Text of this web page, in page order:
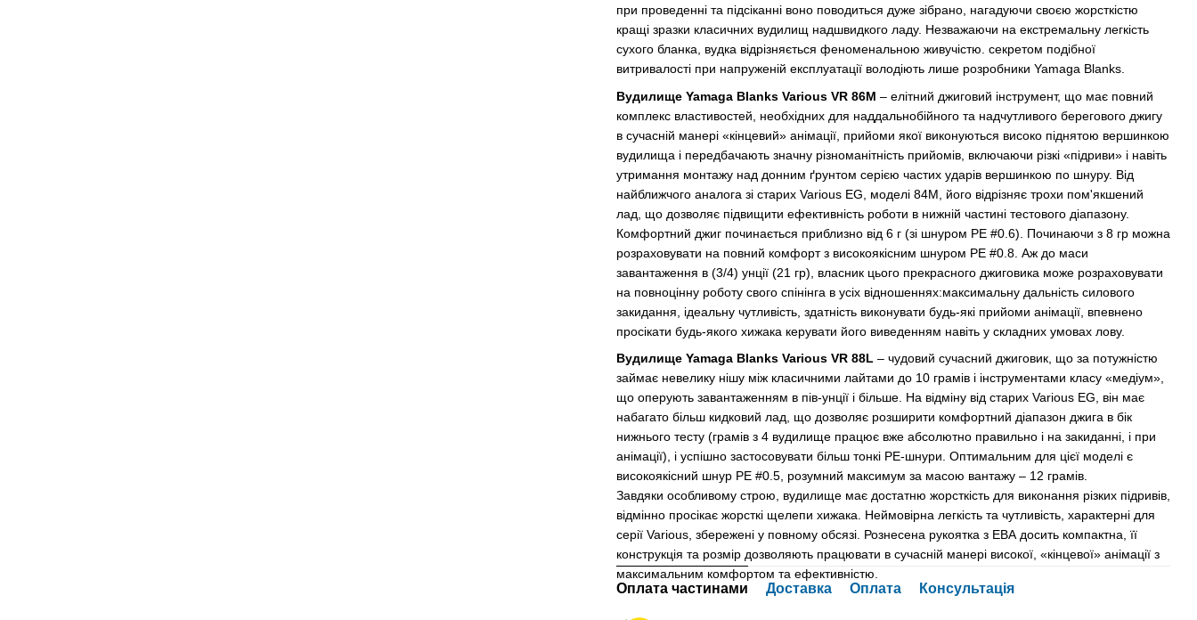
при проведенні та підсіканні воно поводиться дуже зібрано, нагадуючи своєю жорсткістю
кращі зразки класичних вудилищ надшвидкого ладу. Незважаючи на екстремальну легкість
сухого бланка, вудка відрізняється феноменальною живучістю. секретом подібної
витривалості при напруженій експлуатації володіють лише розробники Yamaga Blanks.
Вудилище Yamaga Blanks Various VR 86М – елітний джиговий інструмент, що має повний
комплекс властивостей, необхідних для наддальнобійного та надчутливого берегового джигу
в сучасній манері «кінцевий» анімації, прийоми якої виконуються високо піднятою вершинкою
вудилища і передбачають значну різноманітність прийомів, включаючи різкі «підриви» і навіть
утримання монтажу над донним ґрунтом серією частих ударів вершинкою по шнуру. Від
найближчого аналога зі старих Various EG, моделі 84М, його відрізняє трохи пом'якшений
лад, що дозволяє підвищити ефективність роботи в нижній частині тестового діапазону.
Комфортний джиг починається приблизно від 6 г (зі шнуром PE #0.6). Починаючи з 8 гр можна
розраховувати на повний комфорт з високоякісним шнуром РЕ #0.8. Аж до маси
завантаження в (3/4) унції (21 гр), власник цього прекрасного джиговика може розраховувати
на повноцінну роботу свого спінінга в усіх відношеннях:максимальну дальність силового
закидання, ідеальну чутливість, здатність виконувати будь-які прийоми анімації, впевнено
просікати будь-якого хижака керувати його виведенням навіть у складних умовах лову.
Вудилище Yamaga Blanks Various VR 88L – чудовий сучасний джиговик, що за потужністю
займає невелику нішу між класичними лайтами до 10 грамів і інструментами класу «медіум»,
що оперують завантаженням в пів-унції і більше. На відміну від старих Various EG, він має
набагато більш кидковий лад, що дозволяє розширити комфортний діапазон джига в бік
нижнього тесту (грамів з 4 вудилище працює вже абсолютно правильно і на закиданні, і при
анімації), і успішно застосовувати більш тонкі РЕ-шнури. Оптимальним для цієї моделі є
високоякісний шнур PE #0.5, розумний максимум за масою вантажу – 12 грамів.
Завдяки особливому строю, вудилище має достатню жорсткість для виконання різких підривів,
відмінно просікає жорсткі щелепи хижака. Неймовірна легкість та чутливість, характерні для
серії Various, збережені у повному обсязі. Рознесена рукоятка з ЕВА досить компактна, її
конструкція та розмір дозволяють працювати в сучасній манері високої, «кінцевої» анімації з
максимальним комфортом та ефективністю.
Оплата частинами Доставка Оплата Консультація